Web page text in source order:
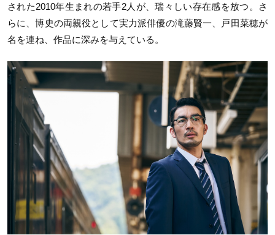
された2010年生まれの若手2人が、瑞々しい存在感を放つ。さ
らに、博史の両親役として実力派俳優の滝藤賢一、戸田菜穂が
名を連ね、作品に深みを与えている。